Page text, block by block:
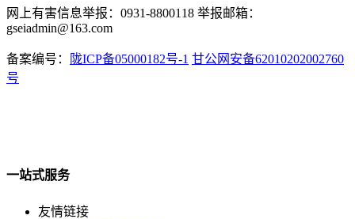
网上有害信息举报：0931-8800118 举报邮箱：
gseiadmin@163.com
备案编号： 陇ICP备05000182号-1 甘公网安备62010202002760
号
一站式服务
友情链接